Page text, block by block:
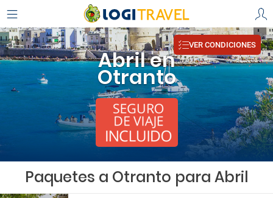
Abril en
Otranto
VER CONDICIONES
Paquetes a Otranto para Abril